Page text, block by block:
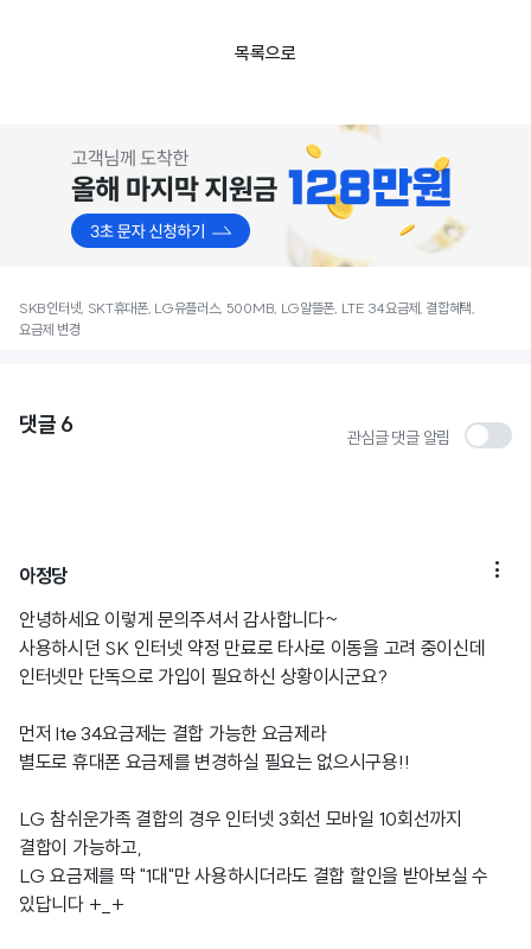
목록으로
SKB인터넷, SKT휴대폰, LG유플러스, 500MB, LG알뜰폰, LTE 34요금제, 결합혜택,
요금제 변경
댓글 6 관심글 댓글 알림
아정당 
안녕하세요 이렇게 문의주셔서 감사합니다~
사용하시던 SK 인터넷 약정 만료로 타사로 이동을 고려 중이신데
인터넷만 단독으로 가입이 필요하신 상황이시군요?
먼저 lte 34요금제는 결합 가능한 요금제라
별도로 휴대폰 요금제를 변경하실 필요는 없으시구용!!
LG 참쉬운가족 결합의 경우 인터넷 3회선 모바일 10회선까지
결합이 가능하고,
LG 요금제를 딱 "1대"만 사용하시더라도 결합 할인을 받아보실 수
있답니다 +_+